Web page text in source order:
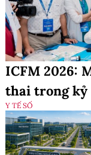
ICFM 2026:
thai trong kỷ
Y TẾ SỐ